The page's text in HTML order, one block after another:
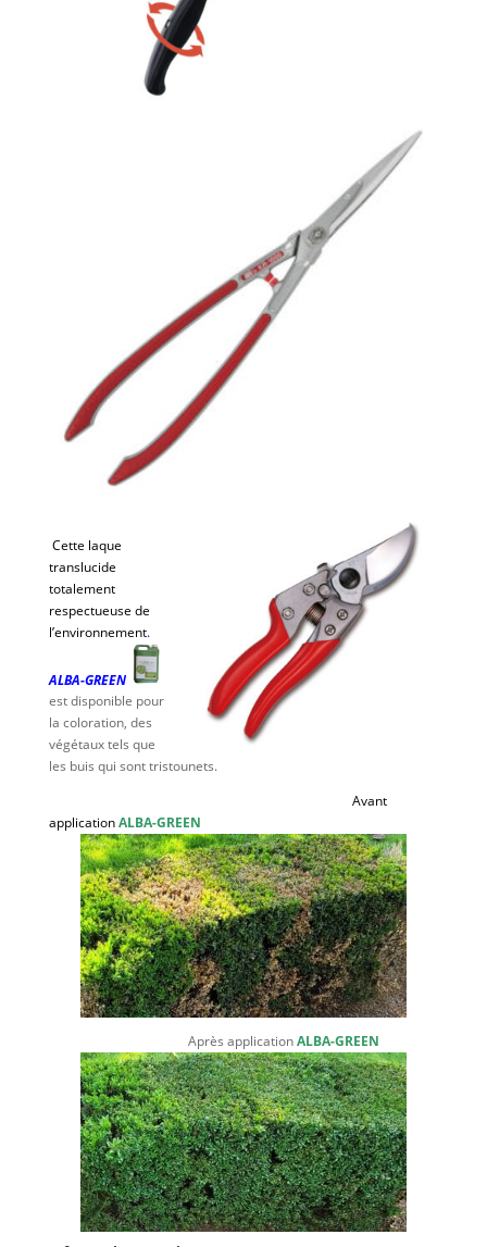
Cette laque
translucide
totalement
respectueuse de
l’environnement.
ALBA-GREEN
est disponible pour
la coloration, des
végétaux tels que
les buis qui sont tristounets.
Avant
applicationALBA-GREEN
Après applicationALBA-GREEN